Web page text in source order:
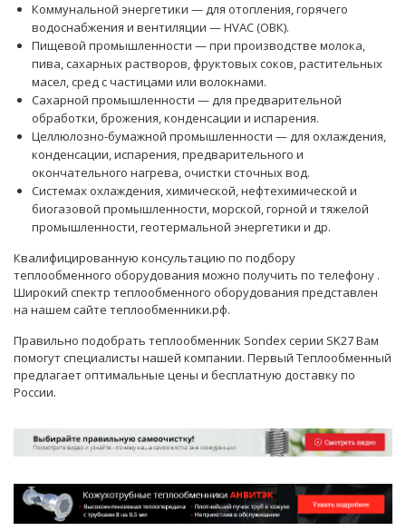
Коммунальной энергетики — для отопления, горячего
водоснабжения и вентиляции — HVAC (ОВК).
Пищевой промышленности — при производстве молока,
пива, сахарных растворов, фруктовых соков, растительных
масел, сред с частицами или волокнами.
Сахарной промышленности — для предварительной
обработки, брожения, конденсации и испарения.
Целлюлозно-бумажной промышленности — для охлаждения,
конденсации, испарения, предварительного и
окончательного нагрева, очистки сточных вод.
Системах охлаждения, химической, нефтехимической и
биогазовой промышленности, морской, горной и тяжелой
промышленности, геотермальной энергетики и др.
Квалифицированную консультацию по подбору
теплообменного оборудования можно получить по телефону .
Широкий спектр теплообменного оборудования представлен
на нашем сайте теплообменники.рф.
Правильно подобрать теплообменник Sondex серии SK27 Вам
помогутспециалисты нашей компании. Первый Теплообменный
предлагает оптимальные цены и бесплатную доставку по
России.